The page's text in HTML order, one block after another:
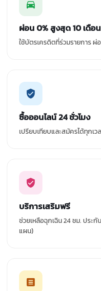
ผ่อน 0% สูงสุด 10 เดือน
ใช้บัตรเครดิตที่ร่วมรายการ ผ่
ซื้อออนไลน์ 24 ชั่วโมง
เปรียบเทียบและสมัครได้ทุกเว
บริการเสริมฟรี
ช่วยเหลือฉุกเฉิน 24 ชม. ประกั
แผน)